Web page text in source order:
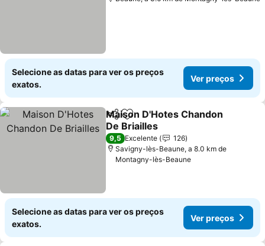
Selecione as datas para ver os preços
exatos.
Ver preços
PartilharAdicionar aos favoritos
Maison D'Hotes Chandon
De Briailles
Ver preços
9,5 Excelente
126
Savigny-lès-Beaune, a 8.0 km de
Montagny-lès-Beaune
Selecione as datas para ver os preços
exatos.
Ver preços